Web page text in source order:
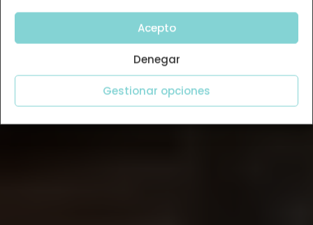
Acepto
Denegar
Gestionar opciones